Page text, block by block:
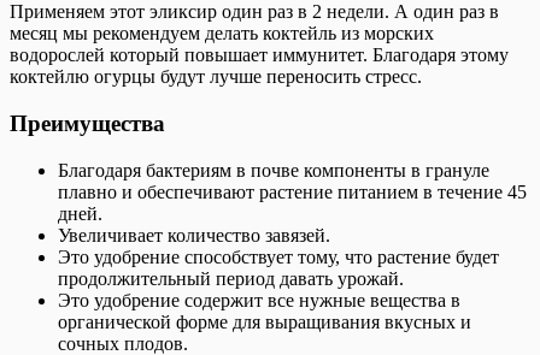
Применяем этот эликсир один раз в 2 недели. А один раз в
месяц мы рекомендуем делать коктейль из морских
водорослей который повышает иммунитет. Благодаря этому
коктейлю огурцы будут лучше переносить стресс.
Преимущества
Благодаря бактериям в почве компоненты в грануле
плавно и обеспечивают растение питанием в течение 45
дней.
Увеличивает количество завязей.
Это удобрение способствует тому, что растение будет
продолжительный период давать урожай.
Это удобрение содержит все нужные вещества в
органической форме для выращивания вкусных и
сочных плодов.